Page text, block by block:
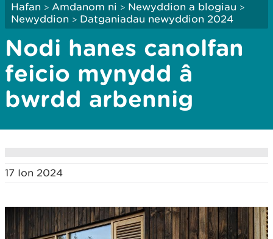
Hafan > Amdanom ni > Newyddion a blogiau >
Newyddion > Datganiadau newyddion 2024
Nodi hanes canolfan
feicio mynydd â
bwrdd arbennig
17 Ion 2024